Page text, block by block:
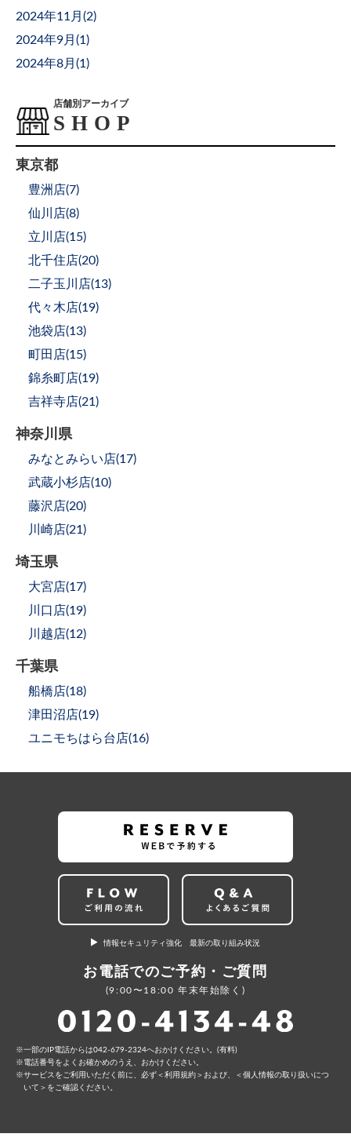
2024年11月(2)
2024年9月(1 )
2024年8月(1 )
店舗別アーカイブ
東京都
豊洲店(7)
仙川店(8)
立川店(15)
北千住店(20)
二子玉川店(13)
代々木店(19)
池袋店(13)
町田店(15)
錦糸町店(19)
吉祥寺店(21 )
神奈川県
みなとみらい店(17)
武蔵小杉店(10)
藤沢店(20)
川崎店(21 )
埼玉県
大宮店(17)
川口店(19)
川越店(12)
千葉県
船橋店(18)
津田沼店(19)
ユニモちはら台店(16)
情報セキュリティ強化 最新の取り組み状況
お電話でのご予約・ご質問
(9:00〜18:00 年末年始除く)
⼀部のIP電話からは042-679-2324へおかけください。(有料)
電話番号をよくお確かめのうえ、おかけください。
サービスをご利⽤いただく前に、必ず ＜利⽤規約＞ および、
＜個⼈情報の取り扱いにつ
いて＞ をご確認ください。